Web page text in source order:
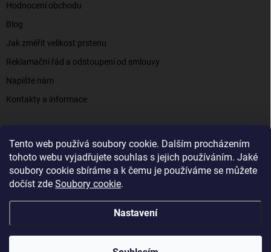
Tento web používá soubory cookie. Dalším procházením
tohoto webu vyjadřujete souhlas s jejich používáním. Jaké
soubory cookie sbíráme a k čemu je používáme se můžete
dočíst zde Soubory cookie.
Nastavení
Hodnocení obchodu
Blog
Jak změřit velikost prstenu
Reklamační řád a odstoupení od smlouvy
Napište nám
Kontakty a informace
Elenys.cz - šperky, kterým věříte už od roku 2016
Vytvořil Shoptet